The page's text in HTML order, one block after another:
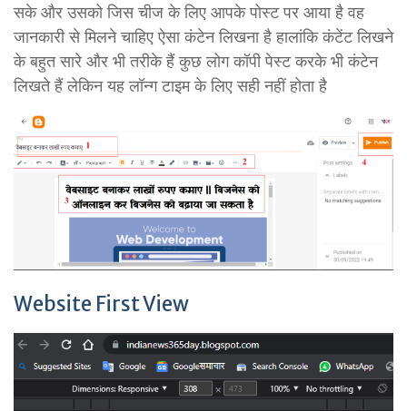
सके और उसको जिस चीज के लिए आपके पोस्ट पर आया है वह
जानकारी से मिलने चाहिए ऐसा कंटेन लिखना है हालांकि कंटेंट लिखने
के बहुत सारे और भी तरीके हैं कुछ लोग कॉपी पेस्ट करके भी कंटेन
लिखते हैं लेकिन यह लॉन्ग टाइम के लिए सही नहीं होता है
Website First View